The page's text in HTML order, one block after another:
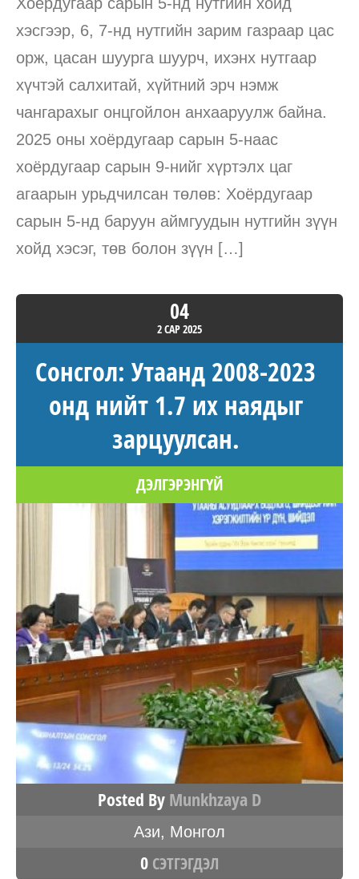
хэсгээр, 6, 7-нд нутгийн зарим газраар цас
орж, цасан шуурга шуурч, ихэнх нутгаар
хүчтэй салхитай, хүйтний эрч нэмж
чангарахыг онцгойлон анхааруулж байна.
2025 оны хоёрдугаар сарын 5-наас
хоёрдугаар сарын 9-нийг хүртэлх цаг
агаарын урьдчилсан төлөв: Хоёрдугаар
сарын 5-нд баруун аймгуудын нутгийн зүүн
хойд хэсэг, төв болон зүүн […]
04
2 САР2025
Сонсгол: Утаанд 2008-2023
онд нийт 1.7 их наядыг
зарцуулсан.
ДЭЛГЭРЭНГҮЙ
Posted By Munkhzaya D
Ази, Монгол
0 СЭТГЭГДЭЛ